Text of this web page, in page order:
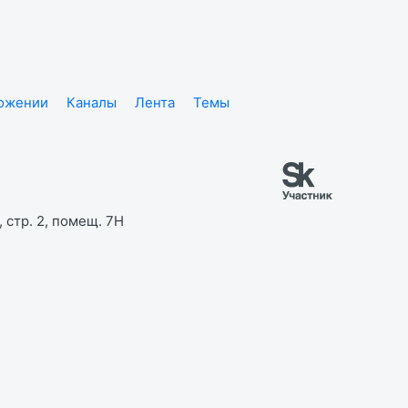
Каналы Лента
Темы
стр. 2, помещ. 7Н